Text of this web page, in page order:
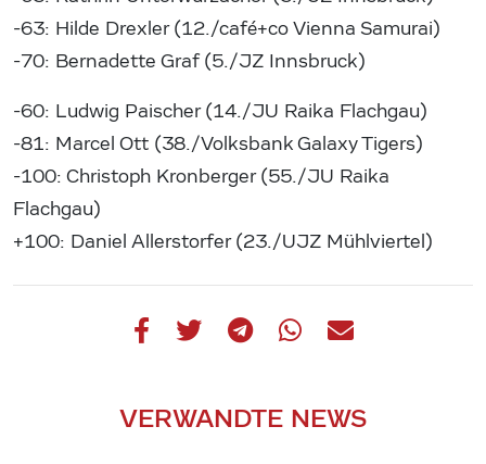
-63: Hilde Drexler (12./café+co Vienna Samurai)
-70: Bernadette Graf (5./JZ Innsbruck)
-60: Ludwig Paischer (14./JU Raika Flachgau)
-81: Marcel Ott (38./Volksbank Galaxy Tigers)
-100: Christoph Kronberger (55./JU Raika
Flachgau)
+100: Daniel Allerstorfer (23./UJZ Mühlviertel)
VERWANDTE NEWS